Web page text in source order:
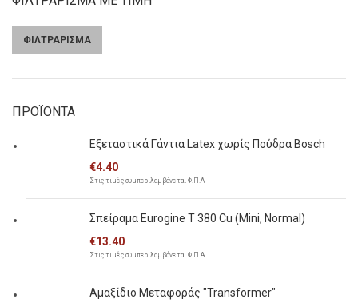
Ελάχιστη
Μέγιστη
ΦΙΛΤΡΑΡΙΣΜΑ
ΠΡΟΪΟΝΤΑ
Εξεταστικά Γάντια Latex χωρίς Πούδρα Bosch
€4.40
Στις τιμές συμπεριλαμβάνεται Φ.Π.Α
Σπείραμα Eurogine Τ 380 Cu (Mini, Normal)
€13.40
Στις τιμές συμπεριλαμβάνεται Φ.Π.Α
Αμαξίδιο Μεταφοράς "Transformer"